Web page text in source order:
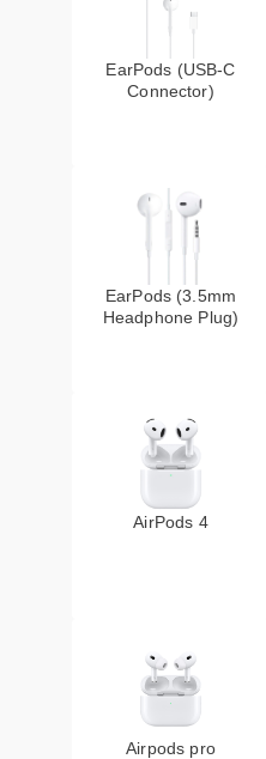
EarPods (USB-C
Connector)
EarPods (3.5mm
Headphone Plug)
AirPods 4
Airpods pro